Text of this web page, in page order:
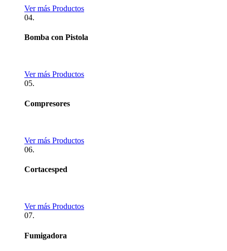
Ver más Productos
04.
Bomba con Pistola
Ver más Productos
05.
Compresores
Ver más Productos
06.
Cortacesped
Ver más Productos
07.
Fumigadora